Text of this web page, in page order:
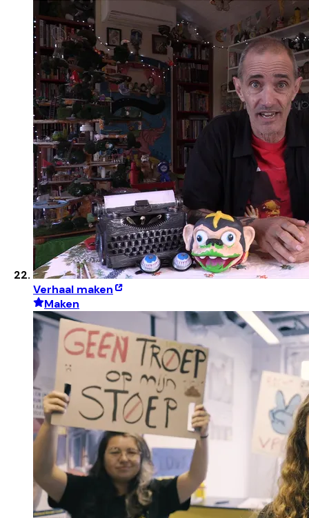
Verhaal maken
Maken